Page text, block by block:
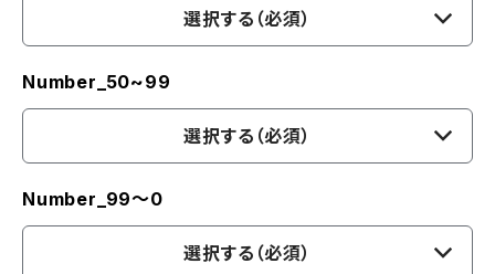
選択する（必須）
Number_50~99
選択する（必須）
Number_99〜0
選択する（必須）